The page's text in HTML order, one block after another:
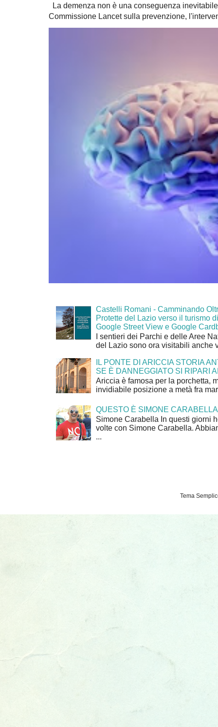
La demenza non è una conseguenza
Commissione Lancet sulla prevenzione,
Castelli Romani - Camminando
Protette del Lazio verso il turismo
Google Street View e Google
I sentieri dei Parchi e delle Aree
del Lazio sono ora visitabili anche
IL PONTE DI ARICCIA STORIA
SE È DANNEGGIATO SI RIPARI
Ariccia è famosa per la porchetta,
invidiabile posizione a metà fra
QUESTO È SIMONE CARABELLA
Simone Carabella In questi giorni
volte con Simone Carabella.
...
Tema